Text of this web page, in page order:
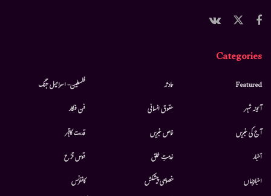
Categories
Featured
آئینہ شہر
آج کی خبریں
أخبار
اخبارجہاں
حادثہ
حقوق انسانی
خاص خبریں
خدمتِ خلق
خصوصی پیشکش
فلسطین- اسرائیل جنگ
فن فنکار
قدرت کاقہر
قوس قزح
کانفرنس